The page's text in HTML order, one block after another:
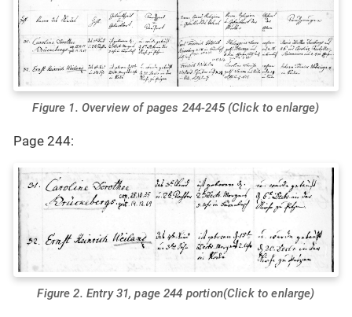
Figure 1. Overview of pages 244-245 (Click to enlarge)
Page 244:
Figure 2. Entry 31, page 244 portion(Click to enlarge)